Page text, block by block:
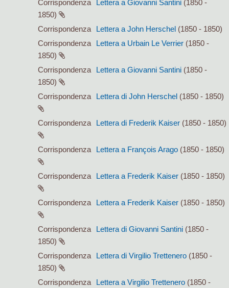
Corrispondenza
Lettera a Giovanni Santini (1850 -
1850)
Corrispondenza
Lettera a John Herschel (1850 - 1850)
Corrispondenza
Lettera a Urbain Le Verrier (1850 -
1850)
Corrispondenza
Lettera a Giovanni Santini (1850 -
1850)
Corrispondenza
Lettera di John Herschel (1850 - 1850)
Corrispondenza Lettera di Frederik Kaiser (1850 - 1850)
Corrispondenza Lettera a François Arago (1850 - 1850)
Corrispondenza Lettera a Frederik Kaiser (1850 - 1850)
Corrispondenza Lettera a Frederik Kaiser (1850 - 1850)
Corrispondenza Lettera di Giovanni Santini (1850 -
1850)
Corrispondenza
Lettera di Virgilio Trettenero (1850 -
1850)
Corrispondenza
Lettera a Virgilio Trettenero (1850 -